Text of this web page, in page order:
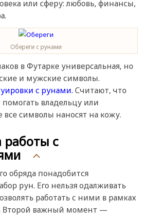
или сферу: любовь, финансы,
Обереги с рунами
в Футарке универсальная, но
и мужские символы.
с рунами. Считают, что
помогать владельцу или
символы наносят на кожу.
работы с
обряда понадобится
рун. Его нельзя одалживать
работать с ними в рамках
Второй важный момент —